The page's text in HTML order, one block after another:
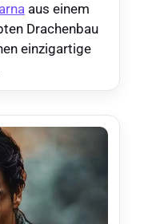
aus einem
Drachenbau
einzigartige